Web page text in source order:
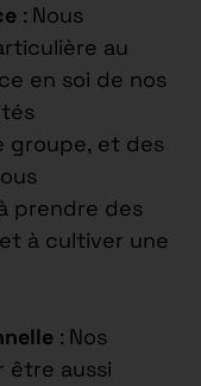
: Nous
au
en soi de nos
groupe, et des
prendre des
à cultiver une
: Nos
être aussi